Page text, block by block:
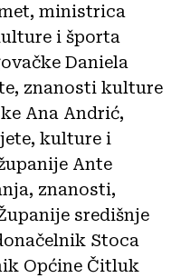
ministrica
i športa
Daniela
znanosti kulture
Ana Andrić,
kulture i
Ante
znanosti,
središnje
Stoca
Općine Čitluk